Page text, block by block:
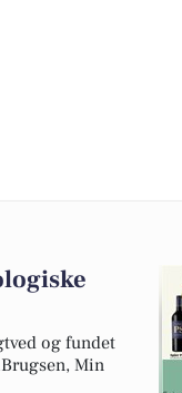
og fundet
Min